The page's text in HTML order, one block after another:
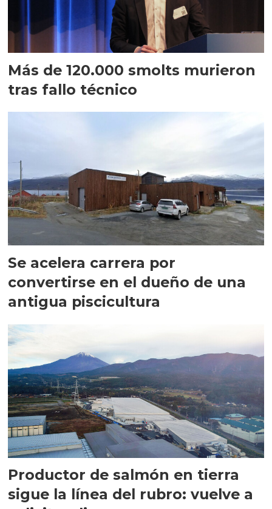
Más de 120.000 smolts murieron
tras fallo técnico
Se acelera carrera por
convertirse en el dueño de una
antigua piscicultura
Productor de salmón en tierra
sigue la línea del rubro: vuelve a